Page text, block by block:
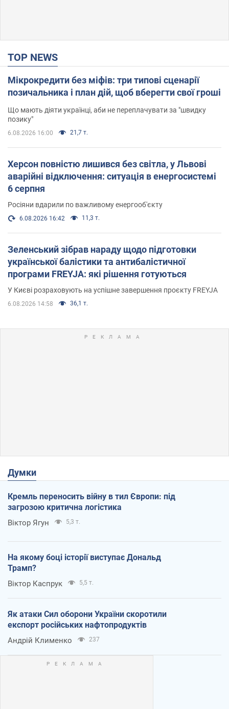
TOP NEWS
Мікрокредити без міфів: три типові сценарії
позичальника і план дій, щоб вберегти свої гроші
Що мають діяти українці, аби не переплачувати за "швидку
позику"
6.08.2026 16:00 21,7 т.
Херсон повністю лишився без світла, у Львові
аварійні відключення: ситуація в енергосистемі
6 серпня
Росіяни вдарили по важливому енергооб'єкту
6.08.2026 16:42 11,3 т.
Зеленський зібрав нараду щодо підготовки
української балістики та антибалістичної
програми FREYJA: які рішення готуються
У Києві розраховують на успішне завершення проєкту FREYJA
6.08.2026 14:58 36,1 т.
Думки
Кремль переносить війну в тил Європи: під
загрозою критична логістика
Віктор Ягун 5,3 т.
На якому боці історії виступає Дональд
Трамп?
Віктор Каспрук 5,5 т.
Як атаки Сил оборони України скоротили
експорт російських нафтопродуктів
Андрій Клименко 237